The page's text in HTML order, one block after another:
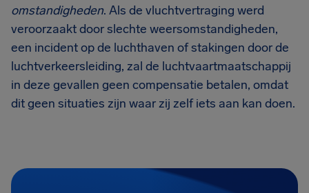
omstandigheden. Als de vluchtvertraging werd
veroorzaakt door slechte weersomstandigheden,
een incident op de luchthaven of stakingen door de
luchtverkeersleiding, zal de luchtvaartmaatschappij
in deze gevallen geen compensatie betalen, omdat
dit geen situaties zijn waar zij zelf iets aan kan doen.